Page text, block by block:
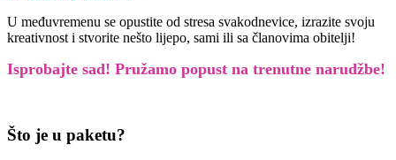
U međuvremenu se opustite od stresa svakodnevice, izrazite svoju
kreativnost i stvorite nešto lijepo, sami ili sa članovima obitelji!
Isprobajte sad! Pružamo popust na trenutne narudžbe!
Što je u paketu?